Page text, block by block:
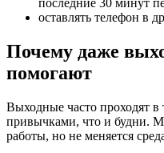
последние 30 минут
оставлять телефон в
Почему даже
помогают
Выходные часто проходят
привычками, что и будни.
работы, но не меняется